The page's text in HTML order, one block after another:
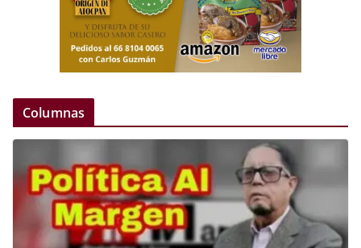
Columnas